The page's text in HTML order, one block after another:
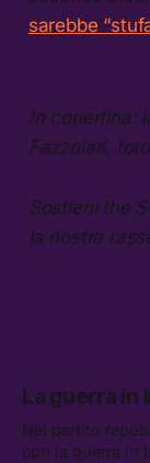
sarebbe
In copertina:
Fazzolari, foto
Sostieni the
la nostra
La guerra in
Nel partito
con la guerra in